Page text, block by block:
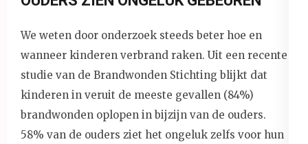
We weten door onderzoek steeds beter hoe en
wanneer kinderen verbrand raken. Uit een recente
studie van de Brandwonden Stichting blijkt dat
kinderen in veruit de meeste gevallen (84%)
brandwonden oplopen in bijzijn van de ouders.
58% van de ouders ziet het ongeluk zelfs voor hun